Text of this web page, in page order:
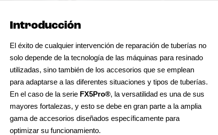
Introducción
El éxito de cualquier intervención de reparación de tuberías no
solo depende de la tecnología de las máquinas para resinado
utilizadas, sino también de los accesorios que se emplean
para adaptarse a las diferentes situaciones y tipos de tuberías.
En el caso de la serie FX5Pro®, la versatilidad es una de sus
mayores fortalezas, y esto se debe en gran parte a la amplia
gama de accesorios diseñados específicamente para
optimizar su funcionamiento.